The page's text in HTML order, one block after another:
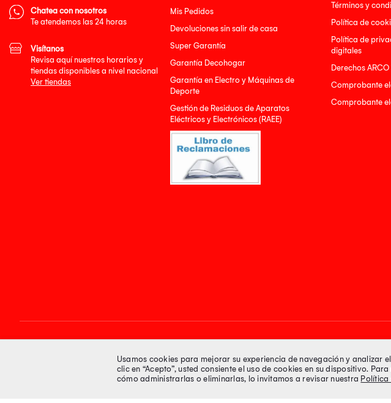
Mis Pedidos
Devoluciones sin salir de casa
Super Garantía
Garantía Decohogar
Garantía en Electro y Máquinas de
Deporte
Gestión de Residuos de Aparatos
Eléctricos y Electrónicos (RAEE)
Términos y
Política de
Política de
digitales
Derechos ARCO
Comprobante
Comprobante
Chatea con nosotros
Te atendemos las 24 horas
Visítanos
Revisa aquí nuestros horarios y
tiendas disponibles a nivel nacional
Ver tiendas
Síguenos en Medios de pago
Usamos cookies para mejorar su experiencia de navegación y analizar
clic en “Acepto”, usted consiente el uso de cookies en su dispositivo.
cómo administrarlas o eliminarlas, lo invitamos a revisar nuestra Política